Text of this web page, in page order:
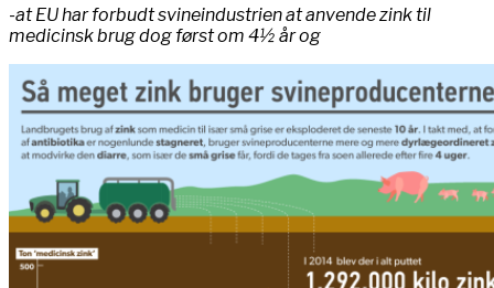
-at EU har forbudt svineindustrien at anvende zink til
medicinsk brug dog først om 4½ år og